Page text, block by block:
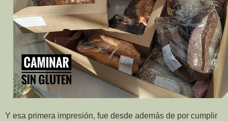
Y esa primera impresión, fue desde además de por cumplir